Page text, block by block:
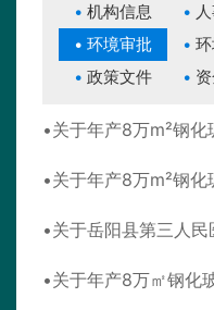
机构信息
环境审批
政策文件